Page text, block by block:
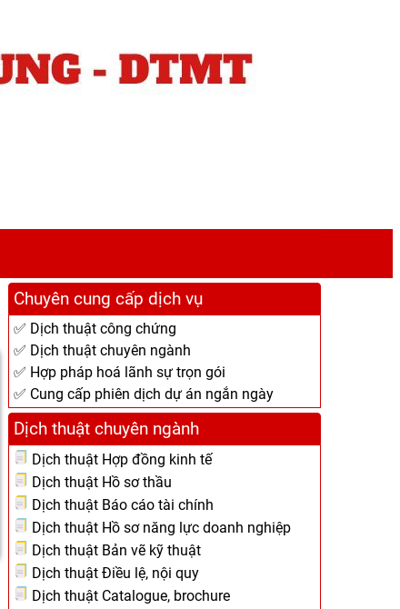
Chuyên cung cấp dịch vụ
✅ Dịch thuật công chứng
✅ Dịch thuật chuyên ngành
✅ Hợp pháp hoá lãnh sự trọn gói
✅ Cung cấp phiên dịch dự án ngắn ngày
Dịch thuật chuyên ngành
Dịch thuật Hợp đồng kinh tế
Dịch thuật Hồ sơ thầu
Dịch thuật Báo cáo tài chính
Dịch thuật Hồ sơ năng lực doanh nghiệp
Dịch thuật Bản vẽ kỹ thuật
Dịch thuật Điều lệ, nội quy
Dịch thuật Catalogue, brochure